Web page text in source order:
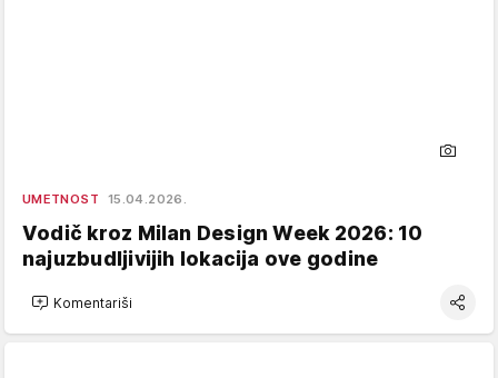
UMETNOST 15.04.2026.
Vodič kroz Milan Design Week 2026: 10
najuzbudljivijih lokacija ove godine
Komentariši